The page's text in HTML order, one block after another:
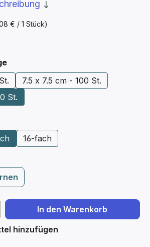
€ / 1 Stück)
auswählen
7.5 x 7.5 cm - 100 St.
St.
16-fach
Gib den gewünschten
In den Warenkorb
hinzufügen